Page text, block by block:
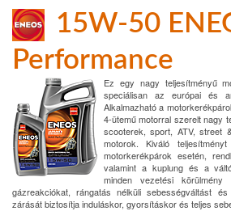
15W-50
Performance
Ez egy nagy teljesítményű
speciálisan az európai és
Alkalmazható a
4-ütemű motorral szerelt nagy
scooterek, sport, ATV, street
motorok. Kiváló
motorkerékpárok esetén,
valamint a kuplung és a
minden vezetési körülmény
gázreakciókat, rángatás nélküli sebességváltást
zárását biztosítja induláskor, gyorsításkor és teljes